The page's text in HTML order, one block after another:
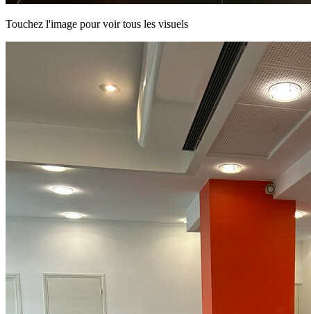
Touchez l'image pour voir tous les visuels